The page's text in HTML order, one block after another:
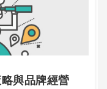
與品牌經營